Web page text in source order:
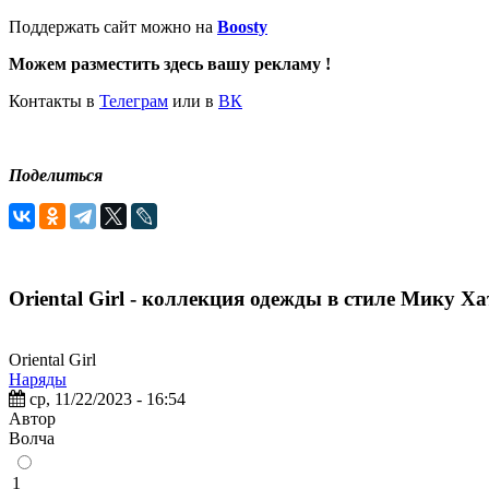
Поддержать сайт можно на Boosty
Можем разместить здесь вашу рекламу !
Контакты в Телеграм или в ВК
Поделиться
Oriental Girl - коллекция одежды в стиле Мику
Oriental Girl
Наряды
ср, 11/22/2023 - 16:54
Автор
Волчa
1